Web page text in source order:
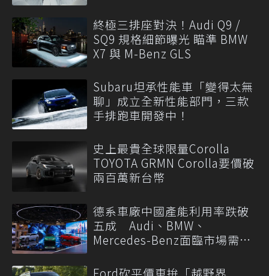
終極三排座對決！Audi Q9 /
SQ9 規格細節曝光 瞄準 BMW
X7 與 M-Benz GLS
Subaru坦承性能車「變得太無
聊」成立全新性能部門，三款
手排跑車開發中！
史上最貴全球限量Corolla
TOYOTA GRMN Corolla要價破
兩百萬新台幣
德系車廠中國產能利用率跌破
五成 Audi、BMW、
Mercedes-Benz面臨市場需求
Ford砍平價車拚「越野界